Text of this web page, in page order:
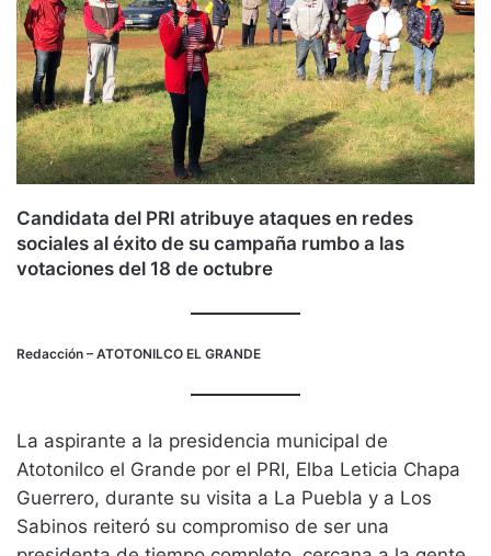
Candidata del PRI atribuye ataques en redes
sociales al éxito de su campaña rumbo a las
votaciones del 18 de octubre
Redacción – ATOTONILCO EL GRANDE
La aspirante a la presidencia municipal de
Atotonilco el Grande por el PRI, Elba Leticia Chapa
Guerrero, durante su visita a La Puebla y a Los
Sabinos reiteró su compromiso de ser una